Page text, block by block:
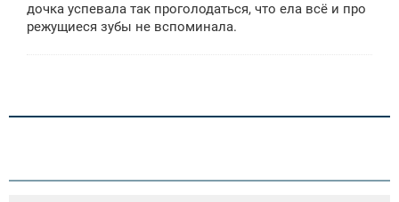
дочка успевала так проголодаться, что ела всё и про
режущиеся зубы не вспоминала.